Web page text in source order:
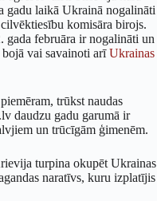
gadu laikā Ukrainā nogalināti
komisāra birojs.
gada februāra ir nogalināti un
vai savainoti arīUkrainas
trūkst naudas
daudzu gadu garumā ir
un trūcīgām ģimenēm.
turpina okupēt Ukrainas
naratīvs, kuru izplatījis